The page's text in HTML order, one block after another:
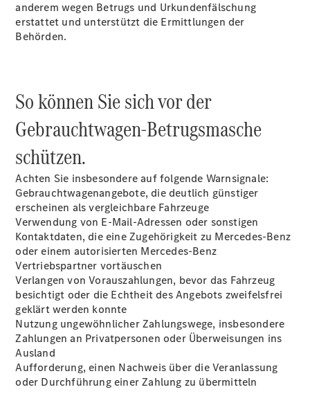
Leasing
Gewerbekunden
Finanzierung
Privatkunden
Kurzfristig
verfügbare
Angebote
V-Klasse
V-Klasse
Marco Polo
Limousinen
Der
elektrische
anderem wegen Betrugs und Urkundenfälschung
erstattet und unterstützt die Ermittlungen der
Behörden.
So können Sie sich vor der
Gebrauchtwagen-Betrugsmasche
schützen.
Achten Sie insbesondere auf folgende Warnsignale:
Gebrauchtwagenangebote, die deutlich günstiger
erscheinen als vergleichbare Fahrzeuge
Verwendung von E-Mail-Adressen oder sonstigen
Kontaktdaten, die eine Zugehörigkeit zu Mercedes-Benz
oder einem autorisierten Mercedes-Benz
Vertriebspartner vortäuschen
Verlangen von Vorauszahlungen, bevor das Fahrzeug
besichtigt oder die Echtheit des Angebots zweifelsfrei
geklärt werden konnte
Nutzung ungewöhnlicher Zahlungswege, insbesondere
Zahlungen an Privatpersonen oder Überweisungen ins
Ausland
Aufforderung, einen Nachweis über die Veranlassung
oder Durchführung einer Zahlung zu übermitteln